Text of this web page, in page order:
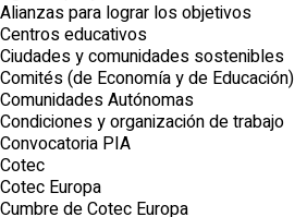
Alianzas para lograr los objetivos
Centros educativos
Ciudades y comunidades sostenibles
Comités (de Economía y de Educación)
Comunidades Autónomas
Condiciones y organización de trabajo
Convocatoria PIA
Cotec
Cotec Europa
Cumbre de Cotec Europa